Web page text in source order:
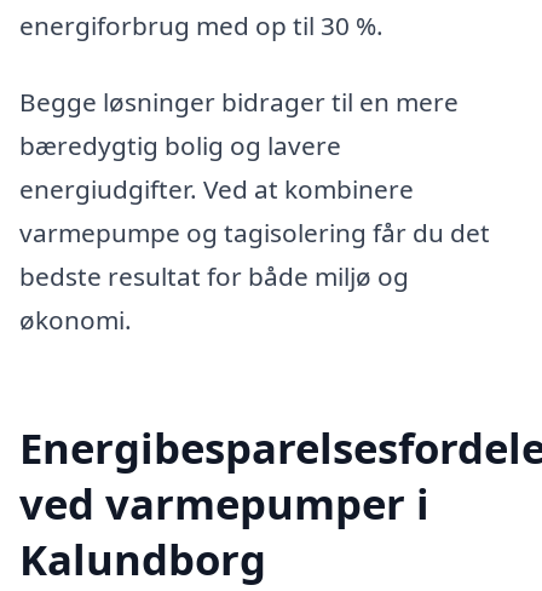
energiforbrug med op til 30 %.
Begge løsninger bidrager til en mere
bæredygtig bolig og lavere
energiudgifter. Ved at kombinere
varmepumpe og tagisolering får du det
bedste resultat for både miljø og
økonomi.
ved varmepumper i
Kalundborg